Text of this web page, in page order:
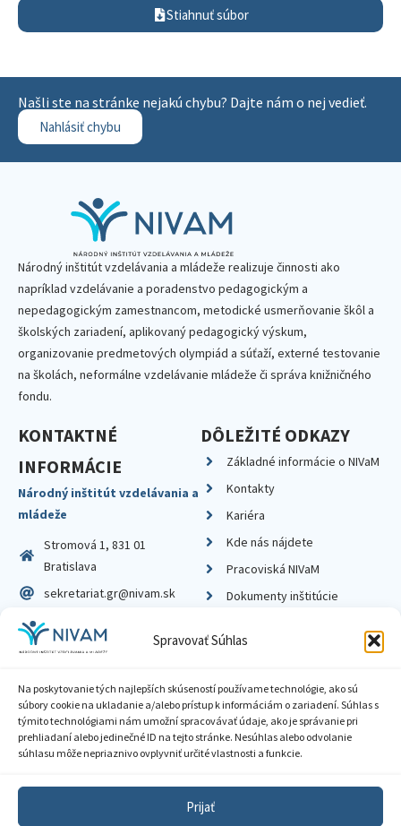
Spravovať Súhlas
Na poskytovanie tých najlepších skúseností používame technológie, ako sú
súbory cookie na ukladanie a/alebo prístup k informáciám o zariadení. Súhlas s
týmito technológiami nám umožní spracovávať údaje, ako je správanie pri
prehliadaní alebo jedinečné ID na tejto stránke. Nesúhlas alebo odvolanie
súhlasu môže nepriaznivo ovplyvniť určité vlastnosti a funkcie.
Prijať
Stiahnuť súbor
Našli ste na stránke nejakú chybu? Dajte nám o nej vedieť.
Nahlásiť chybu
Národný inštitút vzdelávania a mládeže realizuje činnosti ako
napríklad vzdelávanie a poradenstvo pedagogickým a
nepedagogickým zamestnancom, metodické usmerňovanie škôl a
školských zariadení, aplikovaný pedagogický výskum,
organizovanie predmetových olympiád a súťaží, externé testovanie
na školách, neformálne vzdelávanie mládeže či správa knižničného
fondu.
KONTAKTNÉ
INFORMÁCIE
Národný inštitút vzdelávania a
mládeže
Stromová 1, 831 01
Bratislava
sekretariat.gr@nivam.sk
IČO: 00164348
DIČ: 2020798714
DÔLEŽITÉ ODKAZY
Základné informácie o NIVaM
Kontakty
Kariéra
Kde nás nájdete
Pracoviská NIVaM
Dokumenty inštitúcie
Zásady ochrany súkromia
Sprístupnenie informácií